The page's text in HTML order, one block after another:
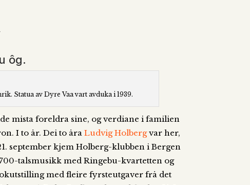
ôg.
Statua av Dyre Vaa vart avduka i 1939.
mista foreldra sine, og verdiane i familien
I to år. Dei to åraLudvig Holbergvar her,
september kjem Holberg-klubben i Bergen
talsmusikk med Ringebu-kvartetten og
med fleire fyrsteutgaver frå det